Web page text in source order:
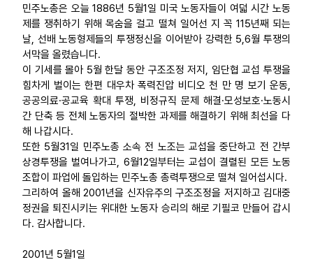
민주노총은 오늘 1886년 5월1일 미국 노동자들이 여덟 시간 노동
제를 쟁취하기 위해 목숨을 걸고 떨쳐 일어선 지 꼭 115년째 되는
날, 선배 노동형제들의 투쟁정신을 이어받아 강력한 5,6월 투쟁의
서막을 올렸습니다.
이 기세를 몰아 5월 한달 동안 구조조정 저지, 임단협 교섭 투쟁을
힘차게 벌이는 한편 대우차 폭력진압 비디오 천 만 명 보기 운동,
공공의료·공교육 확대 투쟁, 비정규직 문제 해결·모성보호·노동시
간 단축 등 전체 노동자의 절박한 과제를 해결하기 위해 최선을 다
해 나갑시다.
또한 5월31일 민주노총 소속 전 노조는 교섭을 중단하고 전 간부
상경투쟁을 벌여나가고, 6월12일부터는 교섭이 결렬된 모든 노동
조합이 파업에 돌입하는 민주노총 총력투쟁으로 떨쳐 일어섭시다.
그리하여 올해 2001년을 신자유주의 구조조정을 저지하고 김대중
정권을 퇴진시키는 위대한 노동자 승리의 해로 기필코 만들어 갑시
다. 감사합니다.
2001년 5월1일